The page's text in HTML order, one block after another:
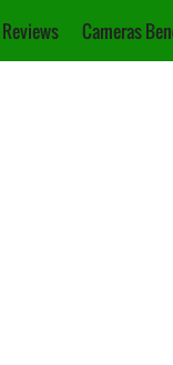
Reviews Cameras